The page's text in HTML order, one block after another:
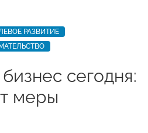
РАЗВИТИЕ
сегодня:
меры